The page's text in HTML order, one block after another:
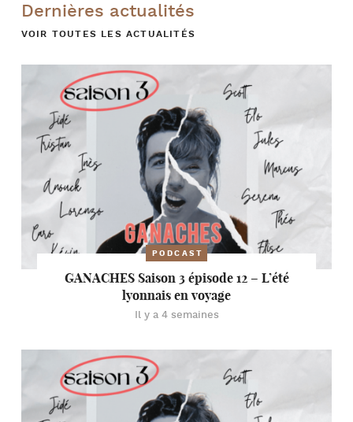
Dernières actualités
VOIR TOUTES LES ACTUALITÉS
PODCAST
GANACHES Saison 3 épisode 12 – L’été
lyonnais en voyage
Il y a 4 semaines